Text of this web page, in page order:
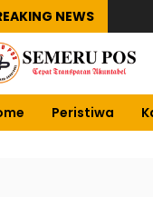
NEWS
Peristiwa